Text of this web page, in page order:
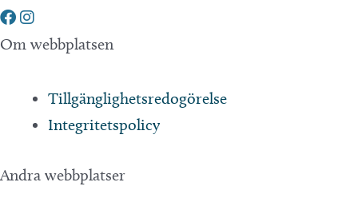
Om webbplatsen
Tillgänglighetsredogörelse
Integritetspolicy
Andra webbplatser